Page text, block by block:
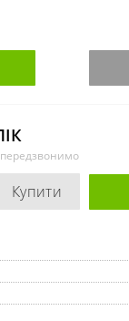
Купити